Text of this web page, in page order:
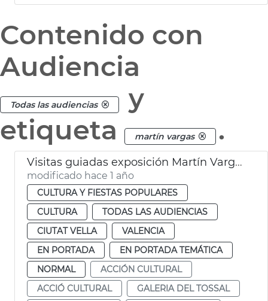
Contenido con
Audiencia
Todas las audiencias
y
etiqueta
martín vargas .
Visitas guiadas exposición Martín Vargas. Galería del Tossal. València
modificado hace 1 año
CULTURA Y FIESTAS POPULARES
CULTURA
TODAS LAS AUDIENCIAS
CIUTAT VELLA
VALENCIA
EN PORTADA
EN PORTADA TEMÁTICA
NORMAL
ACCIÓN CULTURAL
ACCIÓ CULTURAL
GALERIA DEL TOSSAL